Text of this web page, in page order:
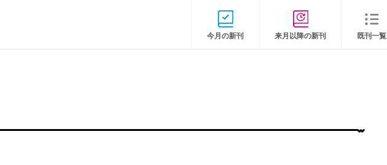
今月の新刊 来月以降の新刊 既刊一覧